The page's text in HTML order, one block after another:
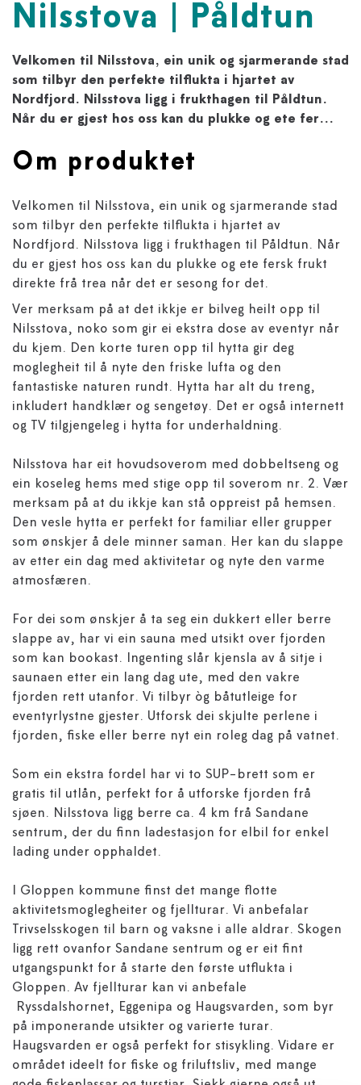
Nilsstova | Påldtun
Velkomen til Nilsstova, ein unik og sjarmerande stad
som tilbyr den perfekte tilflukta i hjartet av
Nordfjord. Nilsstova ligg i frukthagen til Påldtun.
Når du er gjest hos oss kan du plukke og ete fer...
Om produktet
Velkomen til Nilsstova, ein unik og sjarmerande stad
som tilbyr den perfekte tilflukta i hjartet av
Nordfjord. Nilsstova ligg i frukthagen til Påldtun. Når
du er gjest hos oss kan du plukke og ete fersk frukt
direkte frå trea når det er sesong for det.
Ver merksam på at det ikkje er bilveg heilt opp til
Nilsstova, noko som gir ei ekstra dose av eventyr når
du kjem. Den korte turen opp til hytta gir deg
moglegheit til å nyte den friske lufta og den
fantastiske naturen rundt. Hytta har alt du treng,
inkludert handklær og sengetøy. Det er også internett
og TV tilgjengeleg i hytta for underhaldning.
Nilsstova har eit hovudsoverom med dobbeltseng og
ein koseleg hems med stige opp til soverom nr. 2. Vær
merksam på at du ikkje kan stå oppreist på hemsen.
Den vesle hytta er perfekt for familiar eller grupper
som ønskjer å dele minner saman. Her kan du slappe
av etter ein dag med aktivitetar og nyte den varme
atmosfæren.
For dei som ønskjer å ta seg ein dukkert eller berre
slappe av, har vi ein sauna med utsikt over fjorden
som kan bookast. Ingenting slår kjensla av å sitje i
saunaen etter ein lang dag ute, med den vakre
fjorden rett utanfor. Vi tilbyr òg båtutleige for
eventyrlystne gjester. Utforsk dei skjulte perlene i
fjorden, fiske eller berre nyt ein roleg dag på vatnet.
Som ein ekstra fordel har vi to SUP-brett som er
gratis til utlån, perfekt for å utforske fjorden frå
sjøen. Nilsstova ligg berre ca. 4 km frå Sandane
sentrum, der du finn ladestasjon for elbil for enkel
lading under opphaldet.
I Gloppen kommune finst det mange flotte
aktivitetsmoglegheiter og fjellturar. Vi anbefalar
Trivselsskogen til barn og vaksne i alle aldrar. Skogen
ligg rett ovanfor Sandane sentrum og er eit fint
utgangspunkt for å starte den første utflukta i
Gloppen. Av fjellturar kan vi anbefale
Ryssdalshornet, Eggenipa og Haugsvarden, som byr
på imponerande utsikter og varierte turar.
Haugsvarden er også perfekt for stisykling. Vidare er
området ideelt for fiske og friluftsliv, med mange